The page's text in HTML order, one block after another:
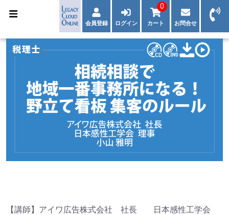
会員登録 ログイン カート
0
お問合せ
【講師】アイワ広告株式会社 社長 日本感性工学会